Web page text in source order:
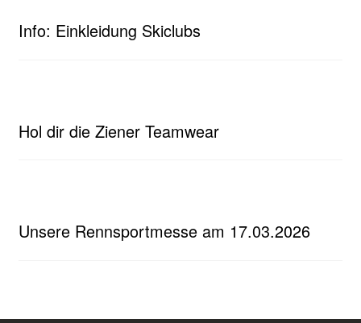
Info: Einkleidung Skiclubs
Hol dir die Ziener Teamwear
Unsere Rennsportmesse am 17.03.2026